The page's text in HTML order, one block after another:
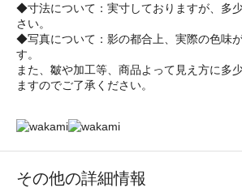
◆寸法について：実寸しておりますが、多
さい。
◆写真について：影の都合上、実際の色味
す。
また、皺や加工等、商品よって見え方に多
ますのでご了承ください。
その他の詳細情報